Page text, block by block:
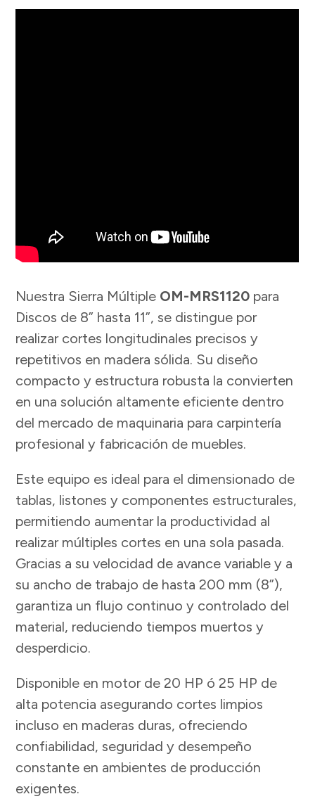
Nuestra Sierra Múltiple OM-MRS1120 para
Discos de 8” hasta 11”, se distingue por
realizar cortes longitudinales precisos y
repetitivos en madera sólida. Su diseño
compacto y estructura robusta la convierten
en una solución altamente eficiente dentro
del mercado de maquinaria para carpintería
profesional y fabricación de muebles.
Este equipo es ideal para el dimensionado de
tablas, listones y componentes estructurales,
permitiendo aumentar la productividad al
realizar múltiples cortes en una sola pasada.
Gracias a su velocidad de avance variable y a
su ancho de trabajo de hasta 200 mm (8”),
garantiza un flujo continuo y controlado del
material, reduciendo tiempos muertos y
desperdicio.
Disponible en motor de 20 HP ó 25 HP de
alta potencia asegurando cortes limpios
incluso en maderas duras, ofreciendo
confiabilidad, seguridad y desempeño
constante en ambientes de producción
exigentes.